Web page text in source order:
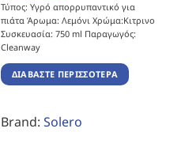
Τύπος: Υγρό απορρυπαντικό για
πιάτα Άρωμα: Λεμόνι Χρώμα:Κιτρινο
Συσκευασία: 750 ml Παραγωγός:
Cleanway
ΔΙΑΒΆΣΤΕ ΠΕΡΙΣΣΌΤΕΡΑ
Brand: Solero